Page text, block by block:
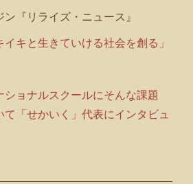
『リライズ・ニュース』
イキと生きていける社会を創る」
ショナルスクールにそんな課題
「せかいく」代表にインタビュ